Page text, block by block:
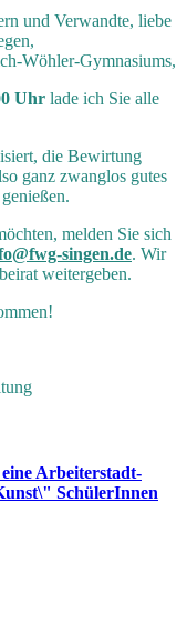
und Verwandte, liebe
Wöhler-Gymnasiums,
Uhr lade ich Sie alle
die Bewirtung
ganz zwanglos gutes
melden Sie sich
singen.de. Wir
weitergeben.
Arbeiterstadt-
SchülerInnen